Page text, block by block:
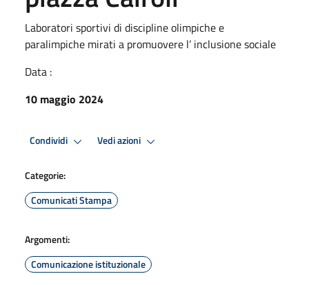
Laboratori sportivi di discipline olimpiche e
paralimpiche mirati a promuovere l’ inclusione sociale
Data :
10 maggio 2024
Condividi Vedi azioni
Categorie:
Comunicati Stampa
Argomenti:
Comunicazione istituzionale